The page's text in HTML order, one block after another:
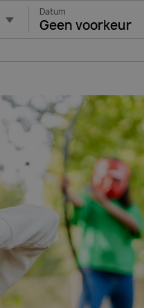
Datum
Geen voorkeur